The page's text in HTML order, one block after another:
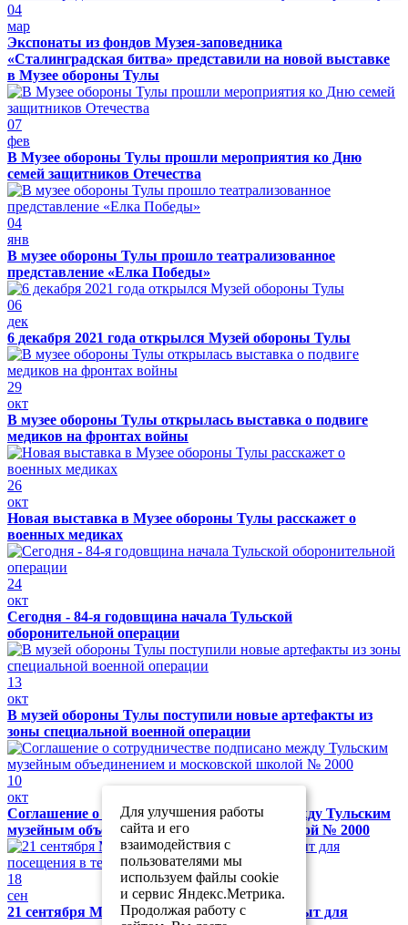
04
мар
Экспонаты из фондов Музея-заповедника
«Сталинградская битва» представили на новой выставке
в Музее обороны Тулы
07
фев
В Музее обороны Тулы прошли мероприятия ко Дню
семей защитников Отечества
04
янв
В музее обороны Тулы прошло театрализованное
представление «Елка Победы»
06
дек
6 декабря 2021 года открылся Музей обороны Тулы
29
окт
В музее обороны Тулы открылась выставка о подвиге
медиков на фронтах войны
26
окт
Новая выставка в Музее обороны Тулы расскажет о
военных медиках
24
окт
Сегодня - 84-я годовщина начала Тульской
оборонительной операции
13
окт
В музей обороны Тулы поступили новые артефакты из
зоны специальной военной операции
10
окт
Соглашение о сотрудничестве подписано между Тульским
музейным объединением и московской школой № 2000
18
сен
21 сентября Музей обороны Тулы будет закрыт для
Для улучшения работы
сайта и его
взаимодействия с
пользователями мы
используем файлы cookie
и сервис Яндекс.Метрика.
Продолжая работу с